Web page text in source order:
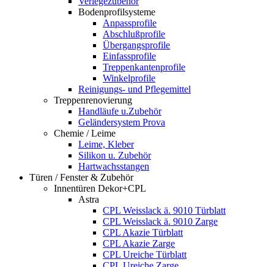
Bodenprofilsysteme
Anpassprofile
Abschlußprofile
Übergangsprofile
Einfassprofile
Treppenkantenprofile
Winkelprofile
Reinigungs- und Pflegemittel
Treppenrenovierung
Handläufe u.Zubehör
Geländersystem Prova
Chemie / Leime
Leime, Kleber
Silikon u. Zubehör
Hartwachsstangen
Türen / Fenster & Zubehör
Innentüren Dekor+CPL
Astra
CPL Weisslack ä. 9010 Türblatt
CPL Weisslack ä. 9010 Zarge
CPL Akazie Türblatt
CPL Akazie Zarge
CPL Ureiche Türblatt